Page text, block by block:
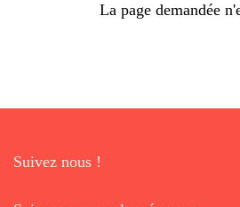
La page demandée
Suivez nous !